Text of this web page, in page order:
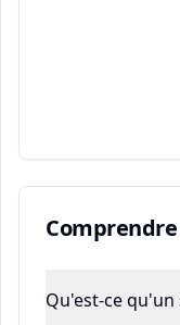
Qu'est-ce